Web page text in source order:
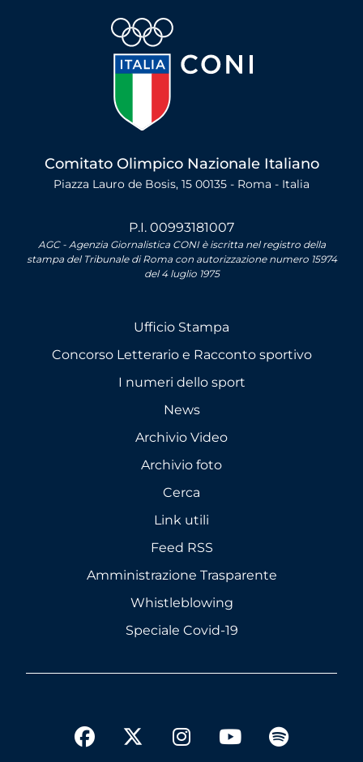
Comitato Olimpico Nazionale Italiano
Piazza Lauro de Bosis, 15 00135 - Roma - Italia
P.I. 00993181007
AGC - Agenzia Giornalistica CONI è iscritta nel registro della
stampa del Tribunale di Roma con autorizzazione numero 15974
del 4 luglio 1975
Ufficio Stampa
Concorso Letterario e Racconto sportivo
I numeri dello sport
News
Archivio Video
Archivio foto
Cerca
Link utili
Feed RSS
Amministrazione Trasparente
Whistleblowing
Speciale Covid-19
facebookinstagram
youtubespotify